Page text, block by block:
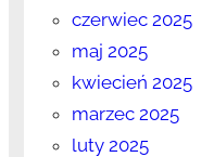
czerwiec 2025
maj 2025
kwiecień 2025
marzec 2025
luty 2025